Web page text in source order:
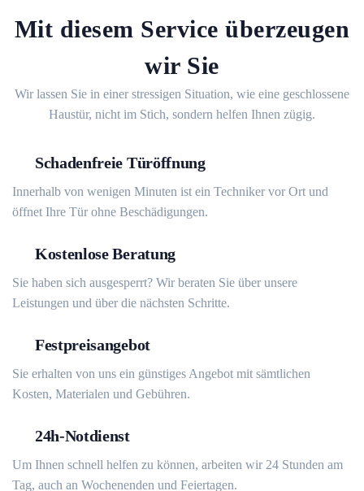
Mit diesem Service überzeugen
wir Sie
Wir lassen Sie in einer stressigen Situation, wie eine geschlossene
Haustür, nicht im Stich, sondern helfen Ihnen zügig.
Schadenfreie Türöffnung
Innerhalb von wenigen Minuten ist ein Techniker vor Ort und
öffnet Ihre Tür ohne Beschädigungen.
Kostenlose Beratung
Sie haben sich ausgesperrt? Wir beraten Sie über unsere
Leistungen und über die nächsten Schritte.
Festpreisangebot
Sie erhalten von uns ein günstiges Angebot mit sämtlichen
Kosten, Materialen und Gebühren.
24h-Notdienst
Um Ihnen schnell helfen zu können, arbeiten wir 24 Stunden am
Tag, auch an Wochenenden und Feiertagen.